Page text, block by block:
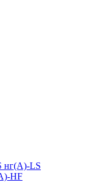
нг(А)-LS
HF